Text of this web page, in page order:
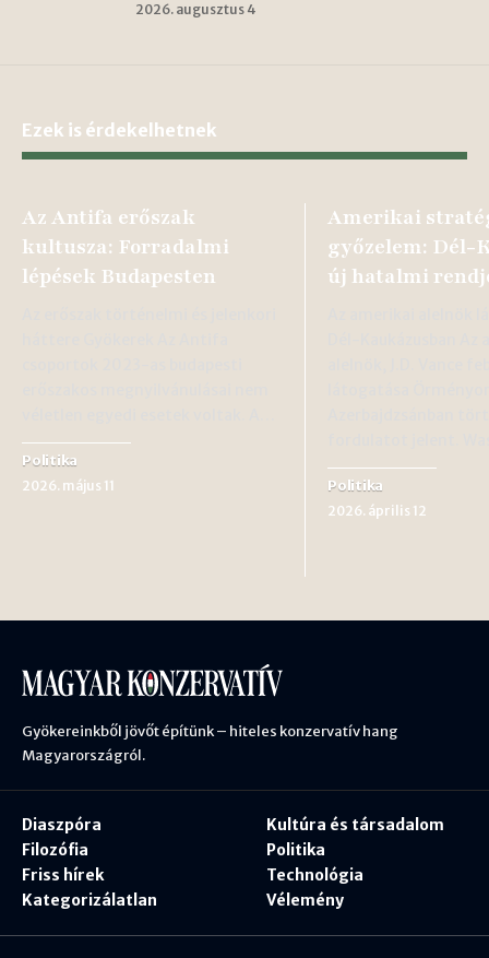
2026. augusztus 4
Ezek is érdekelhetnek
Az Antifa erőszak
kultusza: Forradalmi
lépések Budapesten
Politika
2026. május 11
Amerikai
győzelem: Dél-
új hatalmi
Politika
2026. április 12
Gyökereinkből jövőt építünk – hiteles konzervatív hang
Magyarországról.
Diaszpóra
Filozófia
Friss hírek
Kategorizálatlan
Kultúra és társadalom
Politika
Technológia
Vélemény